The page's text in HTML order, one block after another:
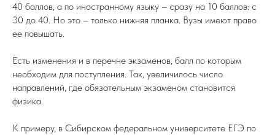
40 баллов, а по иностранному языку – сразу на 10 баллов: с
30 до 40. Но это – только нижняя планка. Вузы имеют право
ее повышать.
Есть изменения и в перечне экзаменов, балл по которым
необходим для поступления. Так, увеличилось число
направлений, где обязательным экзаменом становится
физика.
К примеру, в Сибирском федеральном университете ЕГЭ по